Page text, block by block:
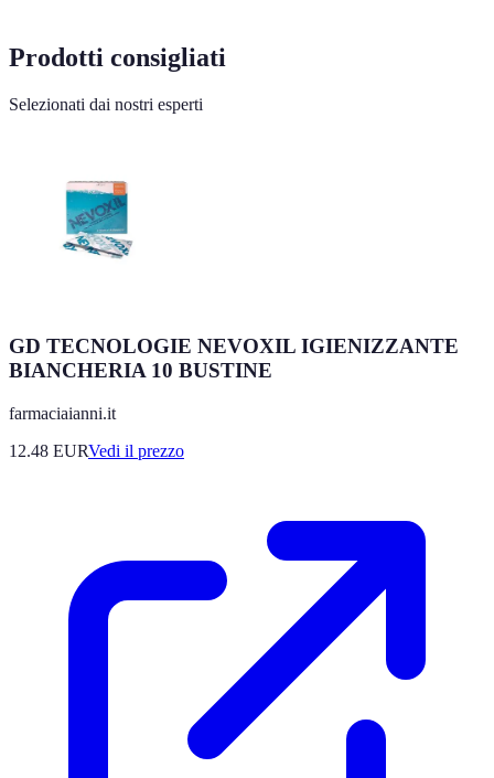
Prodotti consigliati
Selezionati dai nostri esperti
GD TECNOLOGIE NEVOXIL IGIENIZZANTE
BIANCHERIA 10 BUSTINE
farmaciaianni.it
12.48 EURVedi il prezzo